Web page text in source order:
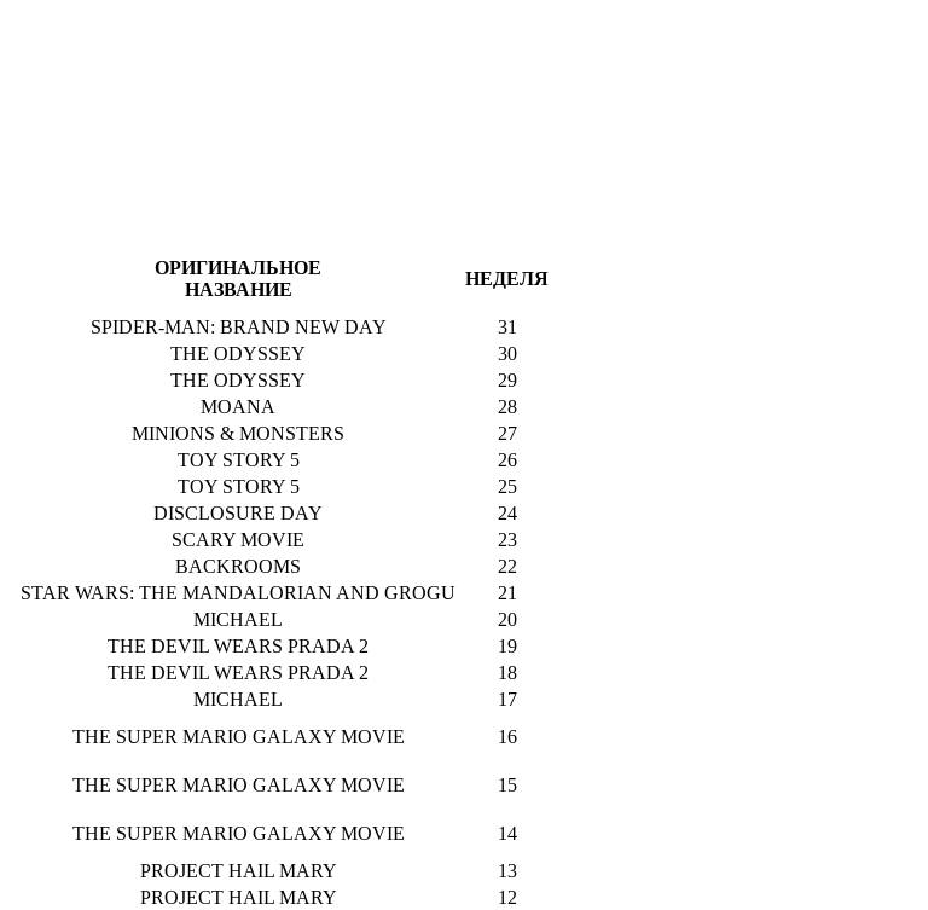
ОРИГИНАЛЬНОЕ
НАЗВАНИЕ
НЕДЕЛЯ
SPIDER-MAN: BRAND NEW DAY
31
THE ODYSSEY
30
THE ODYSSEY
29
MOANA
28
MINIONS & MONSTERS
27
TOY STORY 5
26
TOY STORY 5
25
DISCLOSURE DAY
24
SCARY MOVIE
23
BACKROOMS
22
STAR WARS: THE MANDALORIAN AND GROGU
21
MICHAEL
20
THE DEVIL WEARS PRADA 2
19
THE DEVIL WEARS PRADA 2
18
MICHAEL
17
THE SUPER MARIO GALAXY MOVIE 16
THE SUPER MARIO GALAXY MOVIE 15
THE SUPER MARIO GALAXY MOVIE
14
PROJECT HAIL MARY
13
PROJECT HAIL MARY
12